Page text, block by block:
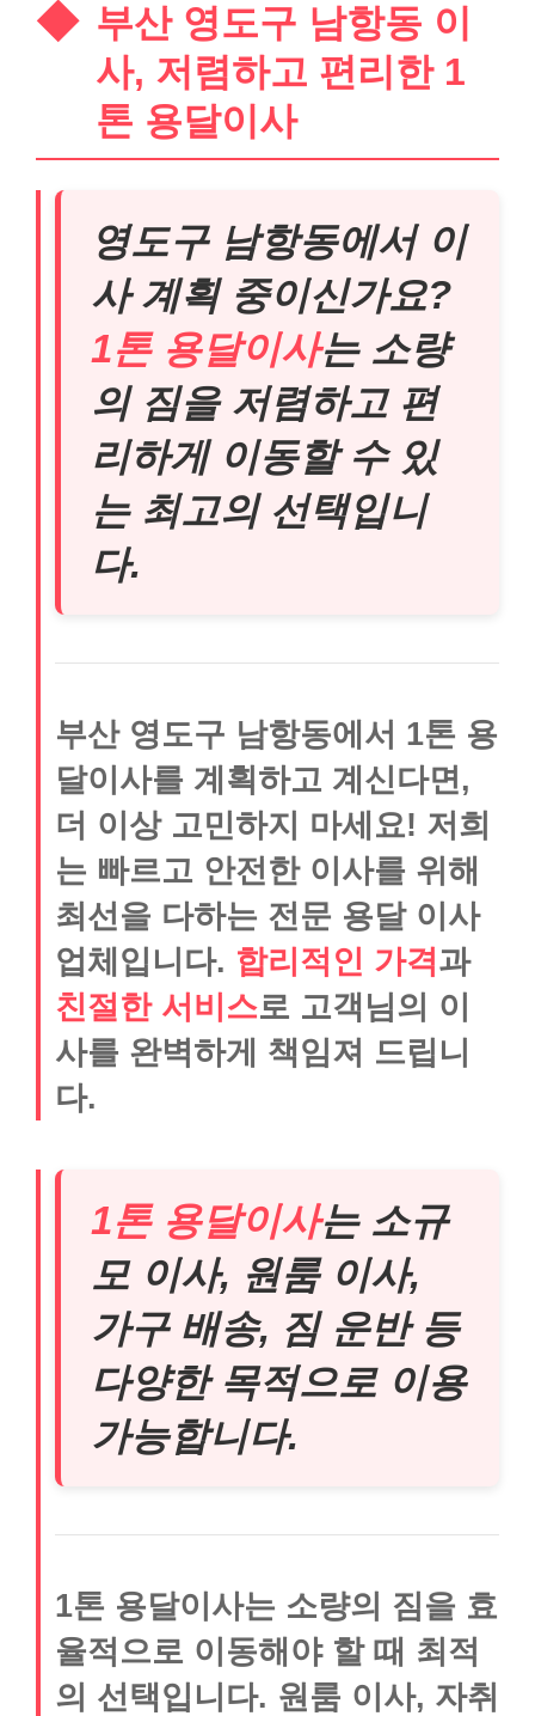
부산 영도구 남항동 이
사, 저렴하고 편리한 1
톤 용달이사
영도구 남항동에서 이
사 계획 중이신가요?
1톤 용달이사는 소량
의 짐을 저렴하고 편
리하게 이동할 수 있
는 최고의 선택입니
다.
부산 영도구 남항동에서 1톤 용
달이사를 계획하고 계신다면,
더 이상 고민하지 마세요! 저희
는 빠르고 안전한 이사를 위해
최선을 다하는 전문 용달 이사
업체입니다. 합리적인 가격과
친절한 서비스로 고객님의 이
사를 완벽하게 책임져 드립니
다.
1톤 용달이사는 소규
모 이사, 원룸 이사,
가구 배송, 짐 운반 등
다양한 목적으로 이용
가능합니다.
1톤 용달이사는 소량의 짐을 효
율적으로 이동해야 할 때 최적
의 선택입니다. 원룸 이사, 자취